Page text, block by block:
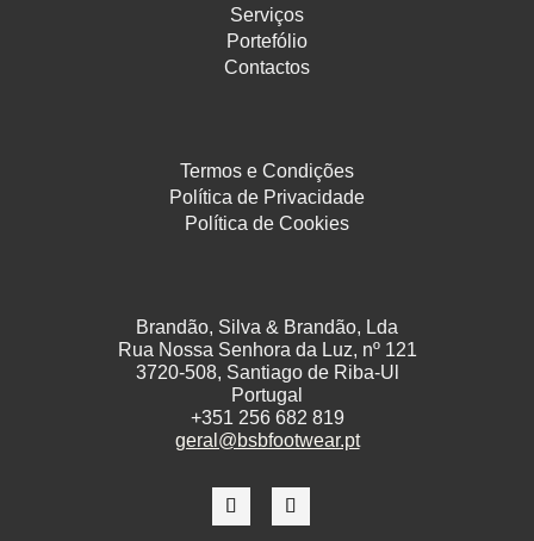
Serviços
Portefólio
Contactos
Termos e Condições
Política de Privacidade
Política de Cookies
Brandão, Silva & Brandão, Lda
Rua Nossa Senhora da Luz, nº 121
3720-508, Santiago de Riba-Ul
Portugal
+351 256 682 819
geral@bsbfootwear.pt